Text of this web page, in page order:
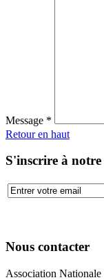
Message *
Retour en haut
S'inscrire à notre
Nous contacter
Association